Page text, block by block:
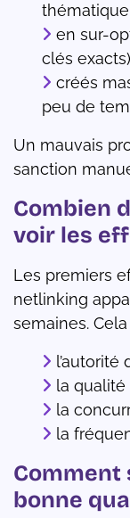
thématique
en sur-
clés exacts)
créés
peu de
Un mauvais
sanction
Combien
voir les
Les premiers
netlinking
semaines.
l’autorité
la
la
la
Comment
bonne